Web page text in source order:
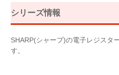
シリーズ情報
SHARP(シャープ)の電子レジスタ
す。